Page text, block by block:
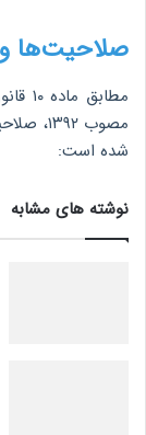
صلاحیت‌ها و
مصوب
شده است:
نوشته های مشابه